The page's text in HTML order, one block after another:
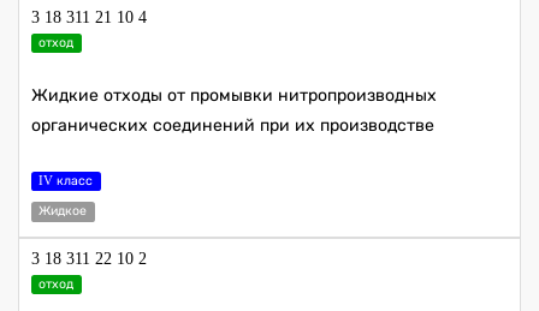
3 18 311 21 10 4
отход
Жидкие отходы от промывки нитропроизводных
органических соединений при их производстве
IV класс
Жидкое
3 18 311 22 10 2
отход